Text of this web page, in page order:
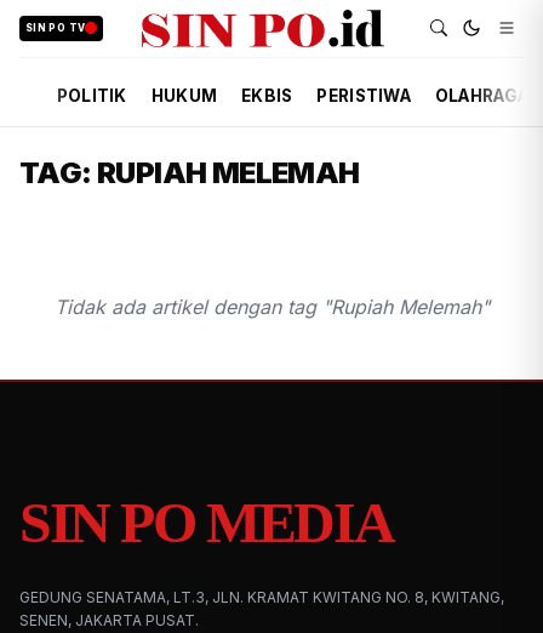
SIN PO TV
POLITIK HUKUM EKBIS PERISTIWA OLAHRAGA
TAG: RUPIAH MELEMAH
Tidak ada artikel dengan tag "Rupiah Melemah"
SIN PO MEDIA
GEDUNG SENATAMA, LT.3, JLN. KRAMAT KWITANG NO. 8, KWITANG,
SENEN, JAKARTA PUSAT.